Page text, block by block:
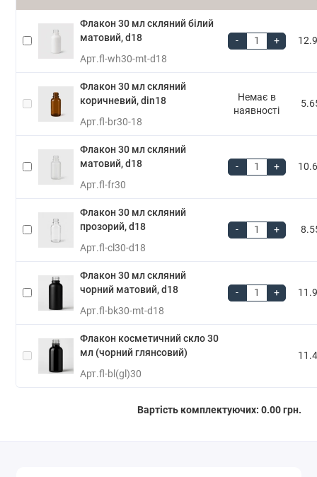
Флакон 30 мл скляний білий
матовий, d18
Арт.fl-wh30-mt-d18
- +
Флакон 30 мл скляний
коричневий, din18
Арт.fl-br30-18
Немає в
наявності
Флакон 30 мл скляний
матовий, d18
Арт.fl-fr30
- +
Флакон 30 мл скляний
прозорий, d18
Арт.fl-cl30-d18
- +
Флакон 30 мл скляний
чорний матовий, d18
Арт.fl-bk30-mt-d18
- +
Флакон косметичний скло 30
мл (чорний глянсовий)
Арт.fl-bl(gl)30
Вартість комплектуючих: 0.00 грн.